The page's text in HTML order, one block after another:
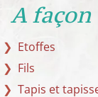
A
Etoffes
Fils
Tapis et